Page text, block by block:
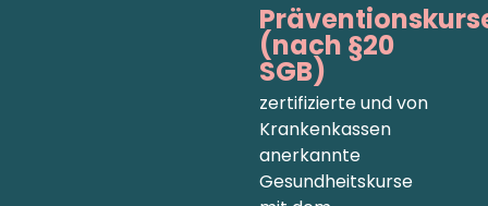
(nach §20
SGB)
zertifizierte und von
Krankenkassen
anerkannte
Gesundheitskurse